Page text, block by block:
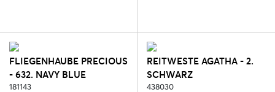
FLIEGENHAUBE PRECIOUS
- 632. NAVY BLUE
181143
REITWESTE AGATHA - 2.
SCHWARZ
438030